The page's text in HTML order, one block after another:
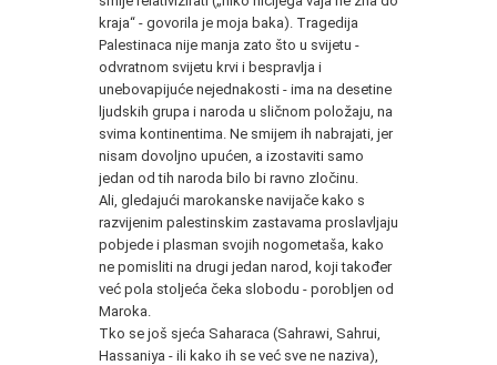
kraja“ - govorila je moja baka). Tragedija
Palestinaca nije manja zato što u svijetu -
odvratnom svijetu krvi i bespravlja i
unebovapijuće nejednakosti - ima na desetine
ljudskih grupa i naroda u sličnom položaju, na
svima kontinentima. Ne smijem ih nabrajati, jer
nisam dovoljno upućen, a izostaviti samo
jedan od tih naroda bilo bi ravno zločinu.
Ali, gledajući marokanske navijače kako s
razvijenim palestinskim zastavama proslavljaju
pobjede i plasman svojih nogometaša, kako
ne pomisliti na drugi jedan narod, koji također
već pola stoljeća čeka slobodu - porobljen od
Maroka.
Tko se još sjeća Saharaca (Sahrawi, Sahrui,
Hassaniya - ili kako ih se već sve ne naziva),